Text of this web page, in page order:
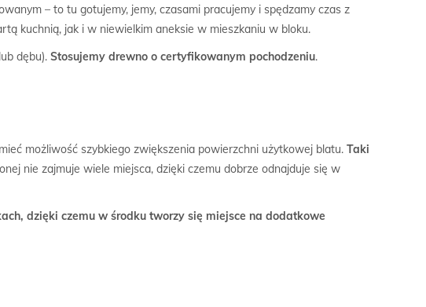
– to tu gotujemy, jemy, czasami pracujemy i spędzamy czas z
kuchnią, jak i w niewielkim aneksie w mieszkaniu w bloku.
dębu). Stosujemy drewno o certyfikowanym pochodzeniu.
możliwość szybkiego zwiększenia powierzchni użytkowej blatu. Taki
nie zajmuje wiele miejsca, dzięki czemu dobrze odnajduje się w
dzięki czemu w środku tworzy się miejsce na dodatkowe